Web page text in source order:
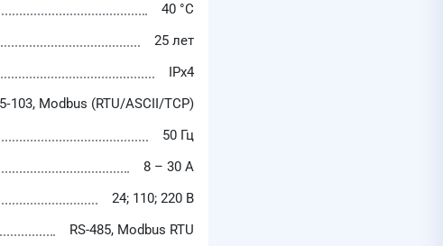
40 °C
25 лет
IPх4
Modbus (RTU/ASCII/TCP)
50 Гц
8 – 30 А
24; 110; 220 В
RS-485, Modbus RTU